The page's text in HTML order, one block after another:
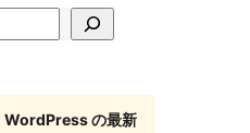
WordPress の最新